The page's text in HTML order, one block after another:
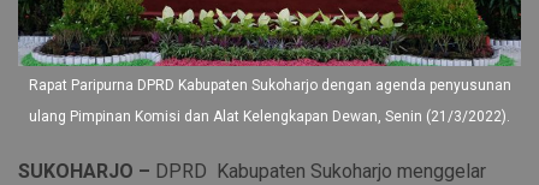
Rapat Paripurna DPRD Kabupaten Sukoharjo dengan agenda penyusunan
ulang Pimpinan Komisi dan Alat Kelengkapan Dewan, Senin (21/3/2022).
SUKOHARJO – DPRD Kabupaten Sukoharjo menggelar